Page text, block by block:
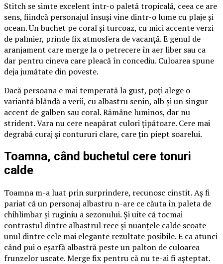
Stitch se simte excelent într-o paletă tropicală, ceea ce are
sens, fiindcă personajul însuși vine dintr-o lume cu plaje și
ocean. Un buchet pe coral și turcoaz, cu mici accente verzi
de palmier, prinde fix atmosfera de vacanță. E genul de
aranjament care merge la o petrecere în aer liber sau ca
dar pentru cineva care pleacă în concediu. Culoarea spune
deja jumătate din poveste.
Dacă persoana e mai temperată la gust, poți alege o
variantă blândă a verii, cu albastru senin, alb și un singur
accent de galben sau coral. Rămâne luminos, dar nu
strident. Vara nu cere neapărat culori țipătoare. Cere mai
degrabă curaj și contururi clare, care țin piept soarelui.
Toamna, când buchetul cere tonuri
calde
Toamna m-a luat prin surprindere, recunosc cinstit. Aș fi
pariat că un personaj albastru n-are ce căuta în paleta de
chihlimbar și ruginiu a sezonului. Și uite că tocmai
contrastul dintre albastrul rece și nuanțele calde scoate
unul dintre cele mai elegante rezultate posibile. E ca atunci
când pui o eșarfă albastră peste un palton de culoarea
frunzelor uscate. Merge fix pentru că nu te-ai fi așteptat.